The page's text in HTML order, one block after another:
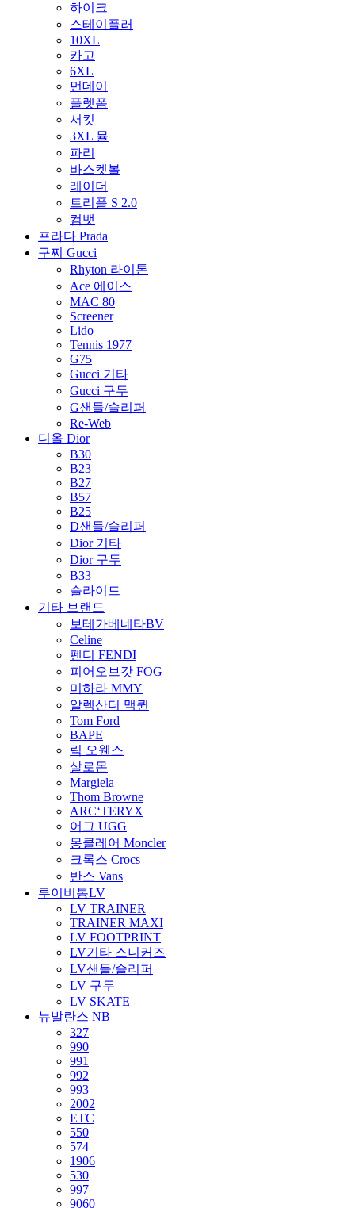
하이크
스테이플러
10XL
카고
6XL
먼데이
플렛폼
서킷
3XL 뮬
파리
바스켓볼
레이더
트리플 S 2.0
컴뱃
프라다 Prada
구찌 Gucci
Rhyton 라이톤
Ace 에이스
MAC 80
Screener
Lido
Tennis 1977
G75
Gucci 기타
Gucci 구두
G샌들/슬리퍼
Re-Web
디올 Dior
B30
B23
B27
B57
B25
D샌들/슬리퍼
Dior 기타
Dior 구두
B33
슬라이드
기타 브랜드
보테가베네타BV
Celine
펜디 FENDI
피어오브갓 FOG
미하라 MMY
알렉산더 맥퀸
Tom Ford
BAPE
릭 오웬스
살로몬
Margiela
Thom Browne
ARC‘TERYX
어그 UGG
몽클레어 Moncler
크록스 Crocs
반스 Vans
루이비통LV
LV TRAINER
TRAINER MAXI
LV FOOTPRINT
LV기타 스니커즈
LV샌들/슬리퍼
LV 구두
LV SKATE
뉴발란스 NB
327
990
991
992
993
2002
ETC
550
574
1906
530
997
9060